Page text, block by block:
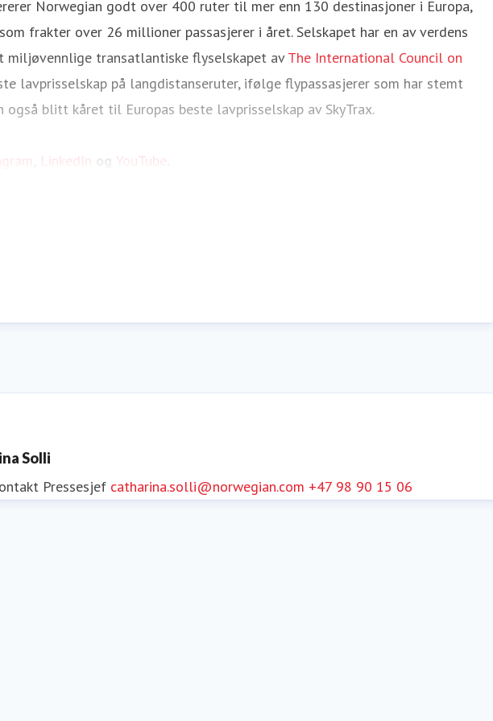
Norwegian godt over 400 ruter til mer enn 130 destinasjoner i Europa,
frakter over 26 millioner passasjerer i året. Selskapet har en av verdens
transatlantiske flyselskapet avThe International Council on
lavprisselskap på langdistanseruter, ifølge flypassasjerer som har stemt
blitt kåret til Europas beste lavprisselskap av SkyTrax.
LinkedIn YouTube
Solli
Pressesjef catharina.solli@norwegian.com +47 98 90 15 06